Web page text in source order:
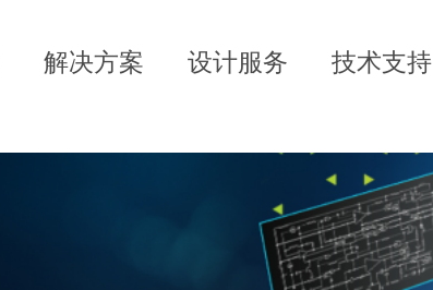
解决方案 设计服务 技术支持